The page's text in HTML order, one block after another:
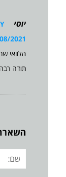
יוסי
22/08/2021
הלוואי
תודה רבה
שם: